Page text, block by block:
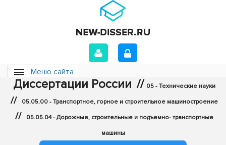
Меню сайта
Диссертации России // 05 - Технические науки
// 05.05.00 - Транспортное, горное и строительное машиностроение
// 05.05.04 - Дорожные, строительные и подъемно- транспортные
машины